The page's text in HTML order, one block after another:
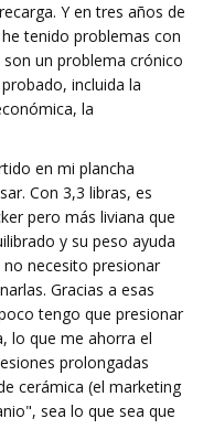
Y en tres años de
tenido problemas con
un problema crónico
incluida la
la
en mi plancha
Con 3,3 libras, es
pero más liviana que
y su peso ayuda
necesito presionar
Gracias a esas
tengo que presionar
lo que me ahorra el
prolongadas
cerámica (el marketing
sea lo que sea que